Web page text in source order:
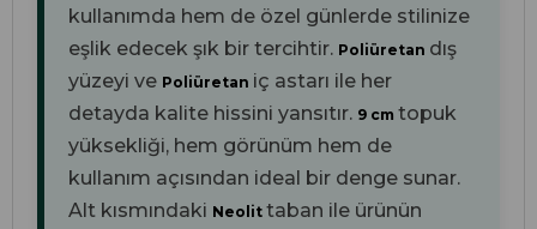
kullanımda hem de özel günlerde stilinize
eşlik edecek şık bir tercihtir. Poliüretan dış
yüzeyi ve Poliüretan iç astarı ile her
detayda kalite hissini yansıtır. 9 cm topuk
yüksekliği, hem görünüm hem de
kullanım açısından ideal bir denge sunar.
Alt kısmındaki Neolit taban ile ürünün